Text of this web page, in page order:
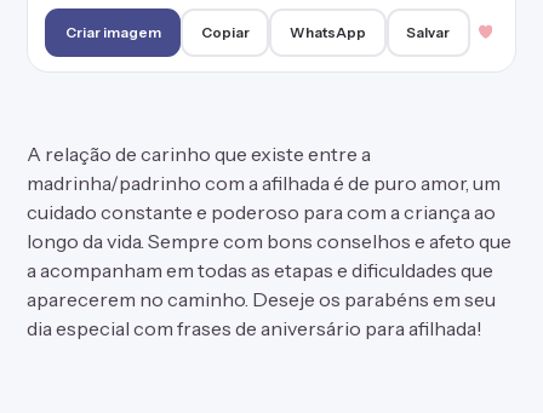
Criar imagem Copiar WhatsApp Salvar
A relação de carinho que existe entre a
madrinha/padrinho com a afilhada é de puro amor, um
cuidado constante e poderoso para com a criança ao
longo da vida. Sempre com bons conselhos e afeto que
a acompanham em todas as etapas e dificuldades que
aparecerem no caminho. Deseje os parabéns em seu
dia especial com frases de aniversário para afilhada!